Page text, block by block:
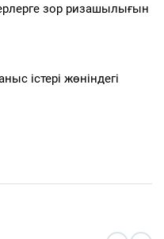
зор ризашылығын
істері жөніндегі